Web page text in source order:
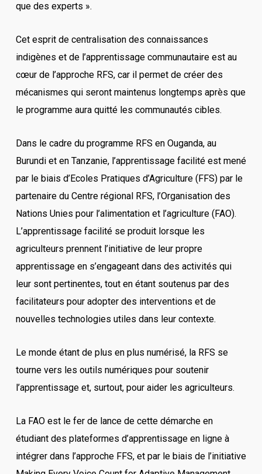
que des experts ».
Cet esprit de centralisation des connaissances
indigènes et de l’apprentissage communautaire est au
cœur de l’approche RFS, car il permet de créer des
mécanismes qui seront maintenus longtemps après que
le programme aura quitté les communautés cibles.
Dans le cadre du programme RFS en Ouganda, au
Burundi et en Tanzanie, l’apprentissage facilité est mené
par le biais d’Ecoles Pratiques d’Agriculture (FFS) par le
partenaire du Centre régional RFS, l’Organisation des
Nations Unies pour l’alimentation et l’agriculture (FAO).
L’apprentissage facilité se produit lorsque les
agriculteurs prennent l’initiative de leur propre
apprentissage en s’engageant dans des activités qui
leur sont pertinentes, tout en étant soutenus par des
facilitateurs pour adopter des interventions et de
nouvelles technologies utiles dans leur contexte.
Le monde étant de plus en plus numérisé, la RFS se
tourne vers les outils numériques pour soutenir
l’apprentissage et, surtout, pour aider les agriculteurs.
La FAO est le fer de lance de cette démarche en
étudiant des plateformes d’apprentissage en ligne à
intégrer dans l’approche FFS, et par le biais de l’initiative